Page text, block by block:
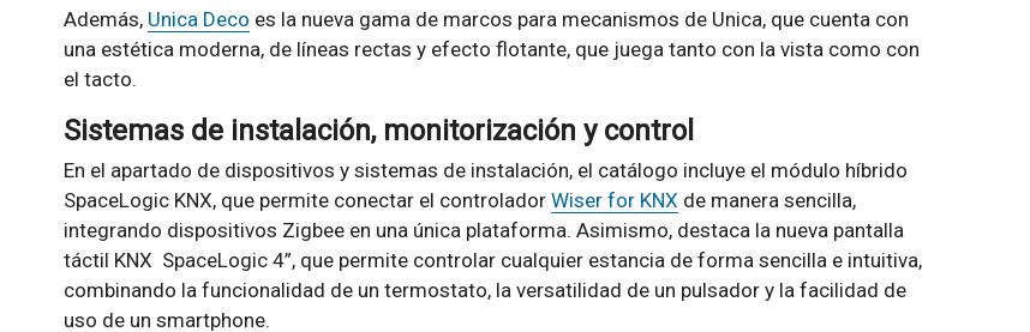
Además, Unica Deco es la nueva gama de marcos para mecanismos de Unica, que cuenta con
una estética moderna, de líneas rectas y efecto flotante, que juega tanto con la vista como con
el tacto.
Sistemas de instalación, monitorización y control
En el apartado de dispositivos y sistemas de instalación, el catálogo incluye el módulo híbrido
SpaceLogic KNX, que permite conectar el controlador Wiser for KNX de manera sencilla,
integrando dispositivos Zigbee en una única plataforma. Asimismo, destaca la nueva pantalla
táctil KNX SpaceLogic 4”, que permite controlar cualquier estancia de forma sencilla e intuitiva,
combinando la funcionalidad de un termostato, la versatilidad de un pulsador y la facilidad de
uso de un smartphone.